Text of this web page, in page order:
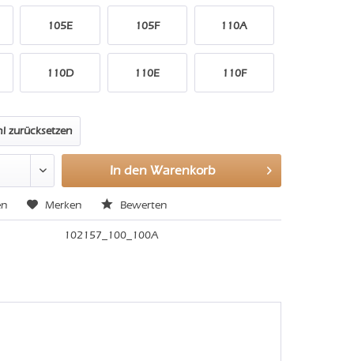
105E 105F 110A
110D 110E 110F
zurücksetzen
In den Warenkorb
Merken Bewerten
102157_100_100A